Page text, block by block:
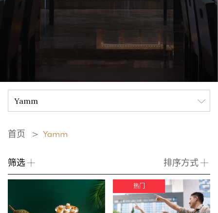
首页 Yamm
筛选 排序方式
热门